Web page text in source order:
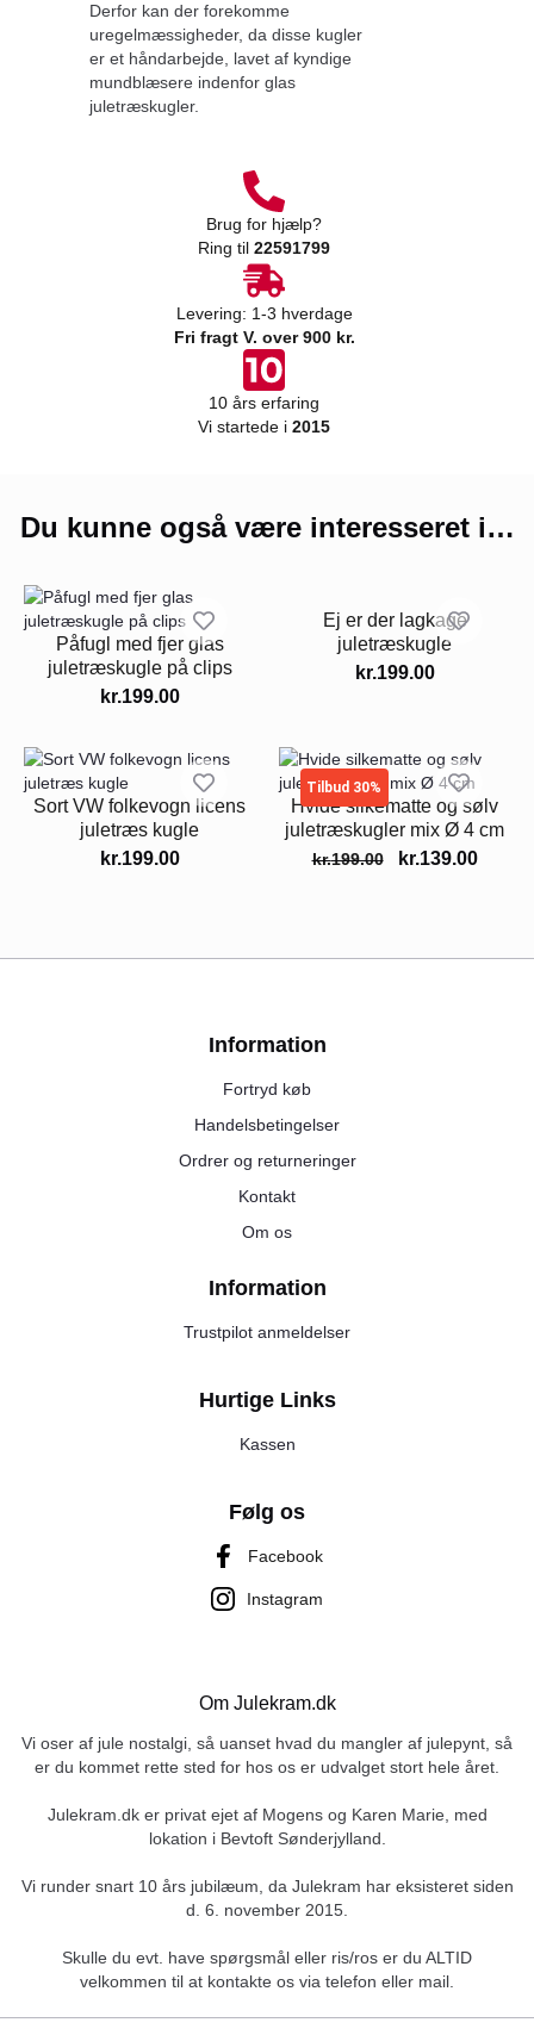
Brug for hjælp?
Ring til 22591799
Levering: 1-3 hverdage
Fri fragt V. over 900 kr.
10 års erfaring
Vi startede i 2015
Derfor kan der forekomme
uregelmæssigheder, da disse kugler
er et håndarbejde, lavet af kyndige
mundblæsere indenfor glas
juletræskugler.
Du kunne også være interesseret i…
Påfugl med fjer glas
juletræskugle på clips
kr.199.00
Ej er der lagkage
juletræskugle
kr.199.00
Sort VW folkevogn licens
juletræs kugle
kr.199.00
Tilbud 30%
Hvide silkematte og sølv
juletræskugler mix Ø 4 cm
kr.199.00 kr.139.00
Om Julekram.dk
Vi oser af jule nostalgi, så uanset hvad du mangler af julepynt, så
er du kommet rette sted for hos os er udvalget stort hele året.
Julekram.dk er privat ejet af Mogens og Karen Marie, med
lokation i Bevtoft Sønderjylland.
Vi runder snart 10 års jubilæum, da Julekram har eksisteret siden
d. 6. november 2015.
Skulle du evt. have spørgsmål eller ris/ros er du ALTID
velkommen til at kontakte os via telefon eller mail.
Information
Fortryd køb
Handelsbetingelser
Ordrer og returneringer
Kontakt
Om os
Information
Trustpilot anmeldelser
Hurtige Links
Kassen
Følg os
Facebook
Instagram